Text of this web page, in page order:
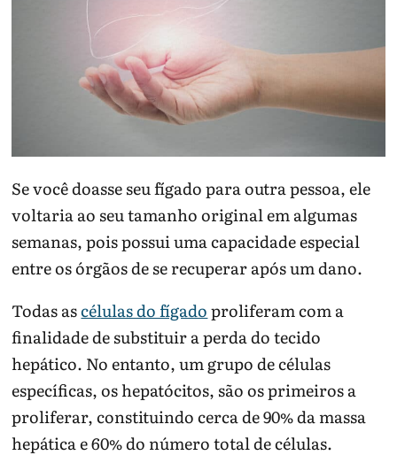
Se você doasse seu fígado para outra pessoa, ele
voltaria ao seu tamanho original em algumas
semanas, pois possui uma capacidade especial
entre os órgãos de se recuperar após um dano.
Todas ascélulas do fígadoproliferam com a
finalidade de substituir a perda do tecido
hepático. No entanto, um grupo de células
específicas, os hepatócitos, são os primeiros a
proliferar, constituindo cerca de 90% da massa
hepática e 60% do número total de células.